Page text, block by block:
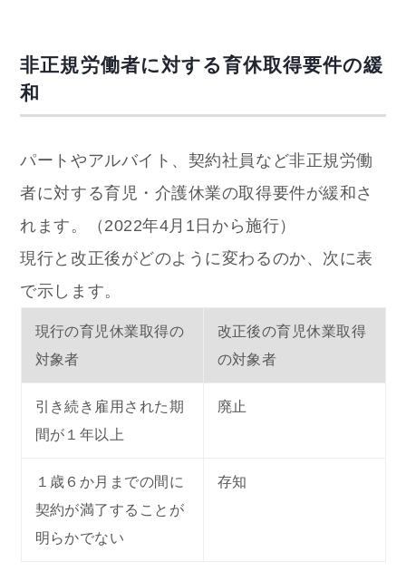
非正規労働者に対する育休取得要件の緩
和
パートやアルバイト、契約社員など非正規労働
者に対する育児・介護休業の取得要件が緩和さ
れます。（2022年4月1日から施行）
現行と改正後がどのように変わるのか、次に表
で示します。
現行の育児休業取得の
対象者
改正後の育児休業取得
の対象者
引き続き雇用された期
間が１年以上
廃止
１歳６か月までの間に
契約が満了することが
明らかでない
存知